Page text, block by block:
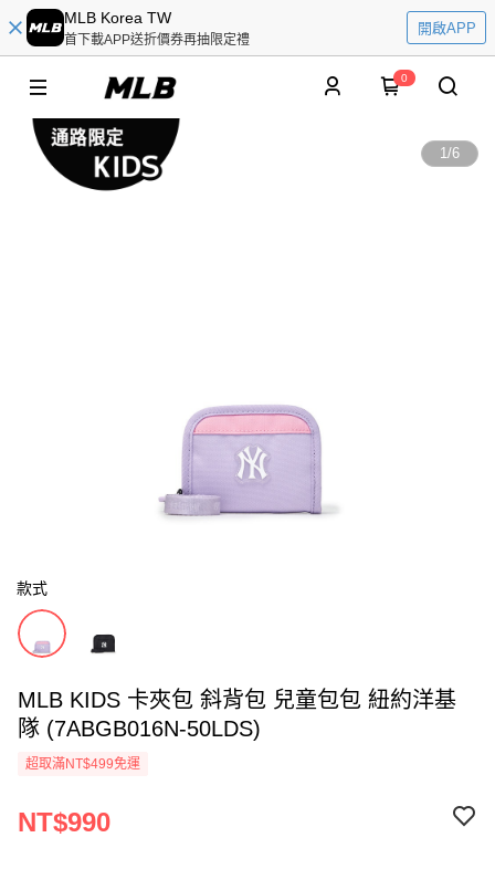
MLB Korea TW
首下載APP送折價券再抽限定禮
開啟APP
0
1/6
款式
MLB KIDS 卡夾包 斜背包 兒童包包 紐約洋基
隊 (7ABGB016N-50LDS)
超取滿NT$499免運
NT$990